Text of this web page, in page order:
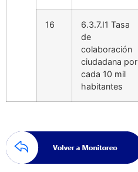
16
6.3.7.I1 Tasa
de
colaboración
ciudadana por
cada 10 mil
habitantes